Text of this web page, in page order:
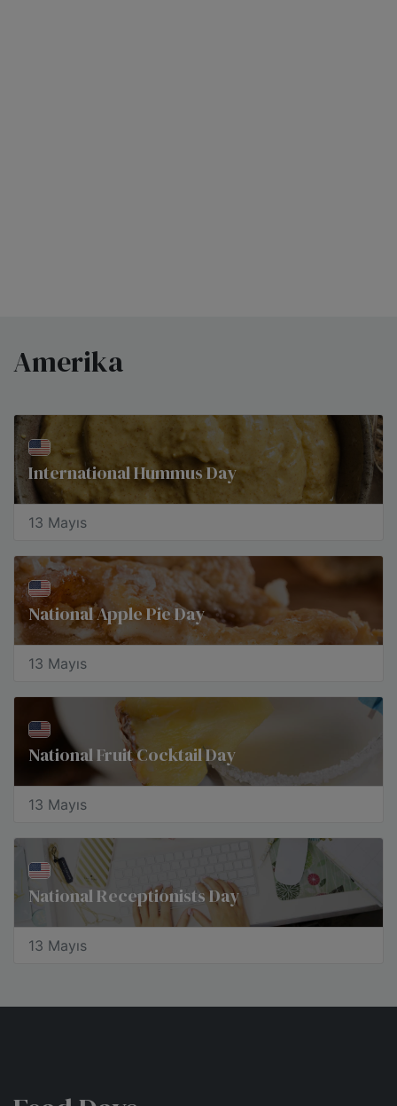
Amerika
International Hummus Day
13 Mayıs
National Apple Pie Day
13 Mayıs
National Fruit Cocktail Day
13 Mayıs
National Receptionists Day
13 Mayıs